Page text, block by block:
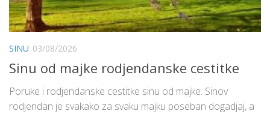
SINU 03/08/2026
Sinu od majke rodjendanske cestitke
Poruke i rodjendanske cestitke sinu od majke. Sinov
rodjendan je svakako za svaku majku poseban dogadjaj, a